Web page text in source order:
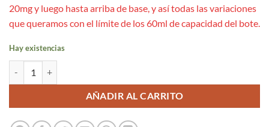
20mg y luego hasta arriba de base, y así todas las variaciones
que queramos con el límite de los 60ml de capacidad del bote.
Hay existencias
AÑADIR AL CARRITO